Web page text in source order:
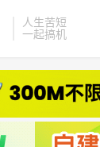
人生苦短
一起搞机